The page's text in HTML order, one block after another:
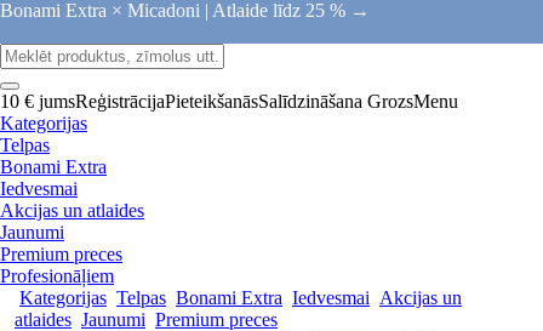
Bonami Extra × Micadoni | Atlaide līdz 25 % →
10 € jumsReģistrācijaPieteikšanāsSalīdzināšana GrozsMenu
Kategorijas
Telpas
Bonami Extra
Iedvesmai
Akcijas un atlaides
Jaunumi
Premium preces
Profesionāļiem
Kategorijas Telpas Bonami Extra Iedvesmai Akcijas un
atlaides Jaunumi Premium preces